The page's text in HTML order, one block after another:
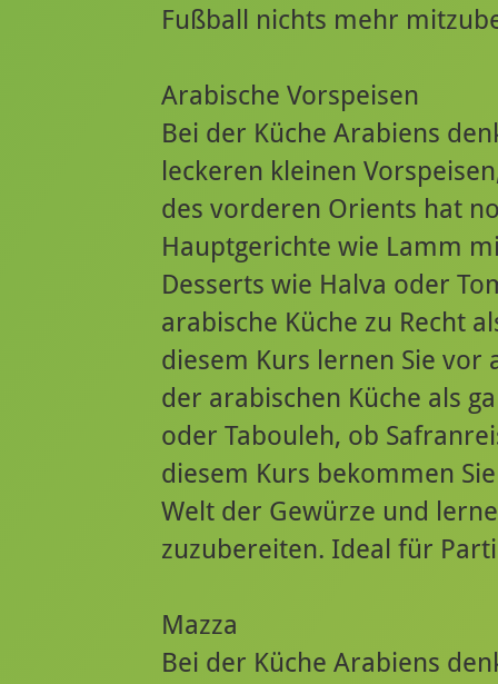
Fußball nichts mehr
Arabische Vorspeisen
Bei der Küche Arabiens
leckeren kleinen
des vorderen Orients hat
Hauptgerichte wie Lamm
Desserts wie Halva oder
arabische Küche zu Recht
diesem Kurs lernen Sie vor
der arabischen Küche als
oder Tabouleh, ob
diesem Kurs bekommen
Welt der Gewürze und
zuzubereiten. Ideal für
Mazza
Bei der Küche Arabiens